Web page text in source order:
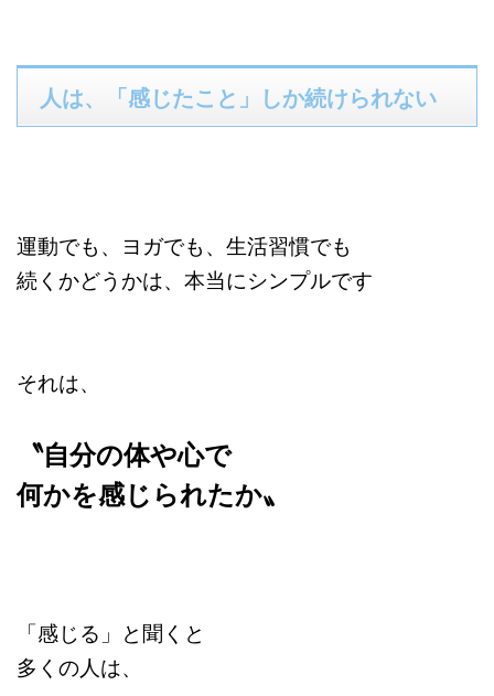
人は、「感じたこと」しか続けられない
運動でも、ヨガでも、生活習慣でも
続くかどうかは、本当にシンプルです
それは、
〝自分の体や心で
何かを感じられたか〟
「感じる」と聞くと
多くの人は、